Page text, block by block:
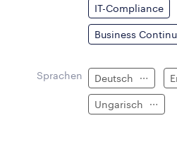
IT-Compliance
Business
Sprachen Deutsch
Ungarisch